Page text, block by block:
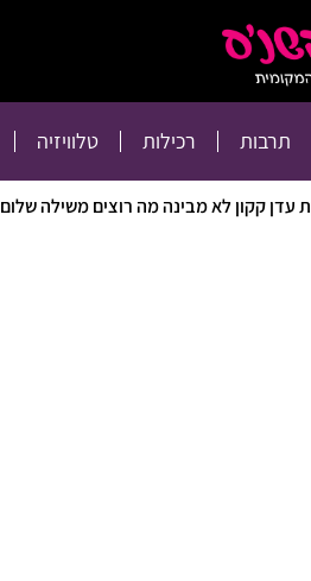
תרבות רכילות טלוויזיה
עדן קקון לא מבינה מה רוצים משילה שלום